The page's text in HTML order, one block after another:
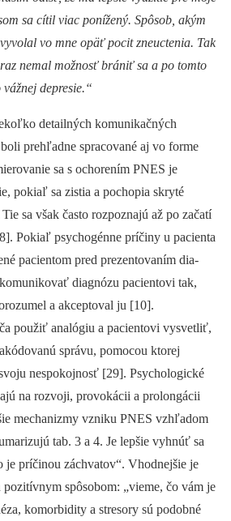
sa cítil viac ponížený. Spôsob, akým
vo mne opäť pocit zneuctenia. Tak
nemal možnosť brániť sa a po tomto
depresie.“
detailných komunikačných
prehľadne spracované aj vo forme
sa s ochorením PNES je
pokiaľ sa zistia a pochopia skryté
sa však často rozpoznajú až po začatí
Pokiaľ psychogén­ne príčiny u pa­cienta
pa­cientom pred prezentovaním dia­
dia­gnózu pa­cientovi tak,
a akceptoval ju [10].
použiť analógiu a pa­cientovi vysvetliť,
správu, pomocou ktorej
nespokojnosť [29]. Psychologické
na rozvoji, provokácii a prolongácii
mechanizmy vzniku PNES vzhľadom
tab. 3 a 4. Je lepšie vyhnúť sa
je príčinou záchvatov“. Vhodnejšie je
spôsobom: „vieme, čo vám je
komorbidity a stresory sú podobné